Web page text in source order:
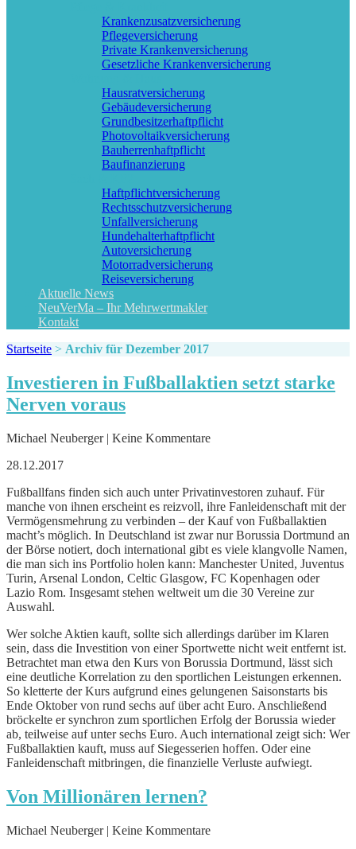
Krankenzusatzversicherung
Pflegeversicherung
Private Krankenversicherung
Gesetzliche Krankenversicherung
Hausratversicherung
Gebäudeversicherung
Grundbesitzerhaftpflicht
Photovoltaikversicherung
Bauherrenhaftpflicht
Baufinanzierung
Haftpflichtversicherung
Rechtsschutzversicherung
Unfallversicherung
Hundehalterhaftpflicht
Autoversicherung
Motorradversicherung
Reiseversicherung
Aktuelle News
NeuVerMa – Ihr Mehrwertmakler
Kontakt
Startseite > Archiv für Dezember 2017
Investieren in Fußballaktien setzt starke
Nerven voraus
Michael Neuberger | Keine Kommentare
28.12.2017
Fußballfans finden sich auch unter Privatinvestoren zuhauf. Für
manche von ihnen erscheint es reizvoll, ihre Fanleidenschaft mit der
Vermögensmehrung zu verbinden – der Kauf von Fußballaktien
macht’s möglich. In Deutschland ist zwar nur Borussia Dortmund an
der Börse notiert, doch international gibt es viele klangvolle Namen,
die man sich ins Portfolio holen kann: Manchester United, Juventus
Turin, Arsenal London, Celtic Glasgow, FC Kopenhagen oder
Lazio Rom. Insgesamt stehen weltweit um die 30 Vereine zur
Auswahl.
Wer solche Aktien kauft, sollte sich allerdings darüber im Klaren
sein, dass die Investition von einer Sportwette nicht weit entfernt ist.
Betrachtet man etwa den Kurs von Borussia Dortmund, lässt sich
eine deutliche Korrelation zu den sportlichen Leistungen erkennen.
So kletterte der Kurs aufgrund eines gelungenen Saisonstarts bis
Ende Oktober von rund sechs auf über acht Euro. Anschließend
bröckelte er synchron zum sportlichen Erfolg der Borussia wieder
ab, teilweise auf unter sechs Euro. Auch international zeigt sich: Wer
Fußballaktien kauft, muss auf Siegesserien hoffen. Oder eine
Fanleidenschaft mitbringen, die finanzielle Verluste aufwiegt.
Von Millionären lernen?
Michael Neuberger | Keine Kommentare